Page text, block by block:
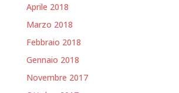
Aprile 2018
Marzo 2018
Febbraio 2018
Gennaio 2018
Novembre 2017